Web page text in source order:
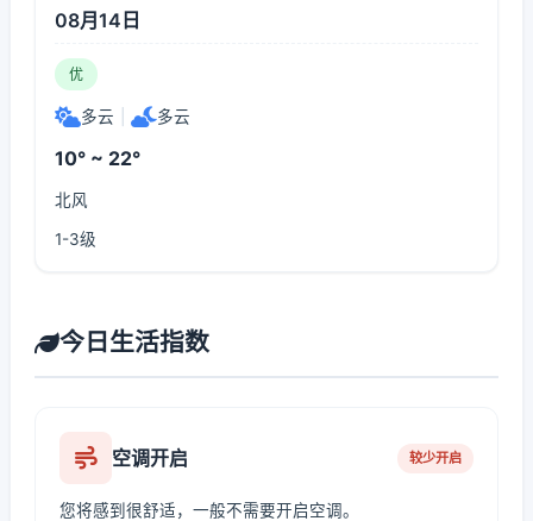
08月14日
优
多云 多云
10° ~ 22°
北风
1-3级
今日生活指数
空调开启 较少开启
您将感到很舒适，一般不需要开启空调。